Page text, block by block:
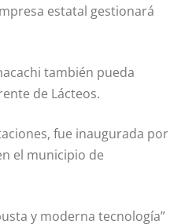
estatal gestionará
también pueda
de Lácteos.
fue inaugurada por
el municipio de
y moderna tecnología”